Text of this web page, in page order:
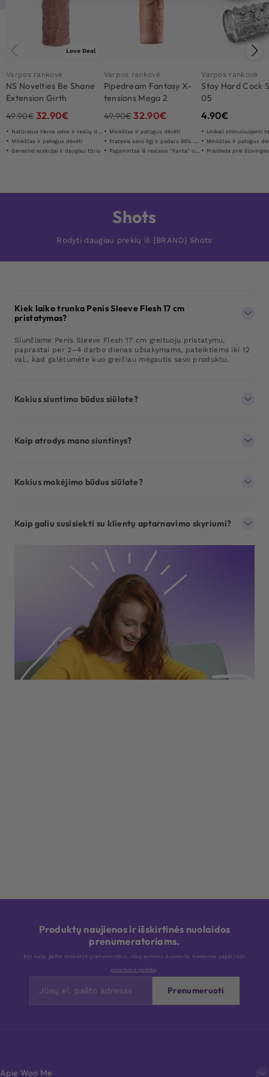
Love Deal
Varpos rankovė
NS Novelties Be Shane
Extension Girth
Enhancer
49.90€32.90€
Natūralus tikros odos ir realių detaliū jausmas
Minkštas ir patogus dėvėti
Geresnei erekcijai ir daugiau tūrio
Varpos rankovė
Pipedream Fantasy X-
tensions Mega 2
Extension
49.90€32.90€
Minkštas ir patogus dėvėti
Pratęsia savo ilgį ir padaro 66% storesnį
Pagamintas iš realaios "Fanta" odos "
Varpos rankovė
Stay Hard Cock
05
4.90€
Unikali stimuliuojanti
Minkštas ir patogus
Prisideda prie
Shots
Rodyti daugiau prekių iš {BRAND} Shots
Kiek laiko trunka Penis Sleeve Flesh 17 cm
pristatymas?
Siunčiame Penis Sleeve Flesh 17 cm greituoju pristatymu,
paprastai per 2–4 darbo dienas užsakymams, pateiktiems iki 12
val., kad galėtumėte kuo greičiau mėgautis savo produktu.
Kokius siuntimo būdus siūlote?
Kaip atrodys mano siuntinys?
Kokius mokėjimo būdus siūlote?
Kaip galiu susisiekti su klientų aptarnavimo skyriumi?
Produktų naujienos ir išskirtinės nuolaidos
prenumeratoriams.
Bet kada galite atsisakyti prenumeratos. Jūsų asmens duomenis tvarkome pagal savo
privatumo politiką .
Prenumeruoti
Apie Woo Me